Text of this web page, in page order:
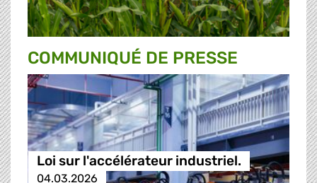
COMMUNIQUÉ DE PRESSE
Loi sur l'accélérateur industriel.
04.03.2026